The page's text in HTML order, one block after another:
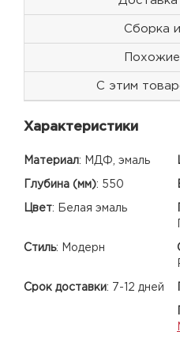
Сборка
С этим
Характеристики
Материал: МДФ, эмаль
Глубина (мм): 550
Цвет: Белая эмаль
Стиль: Модерн
Срок доставки: 7-12 дней